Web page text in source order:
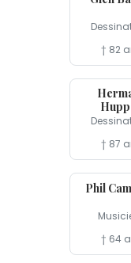
† 82
22 mar
† 87
13 mar
Phil
† 64